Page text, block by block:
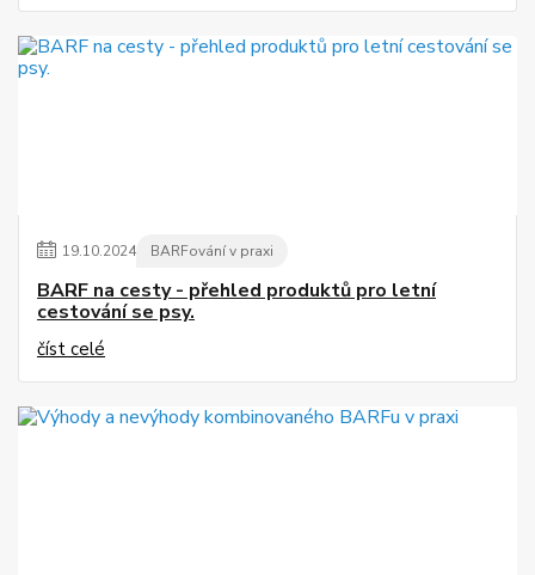
19.10.2024 BARFování v praxi
BARF na cesty - přehled produktů pro letní
cestování se psy.
číst celé